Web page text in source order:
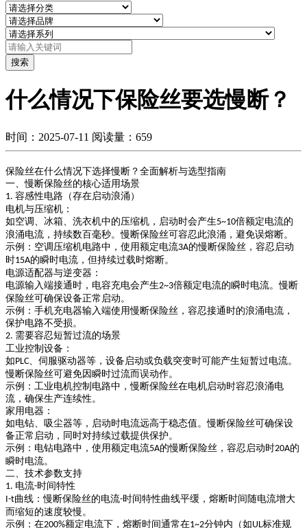
搜索
什么情况下保险丝要选慢断？
时间：2025-07-11 阅读量：659
保险丝在什么情况下选择慢断？全面解析与选型指南
一、慢断保险丝的核心适用场景
1. 容感性电路（存在启动浪涌）
电机与压缩机 ：
如空调、冰箱、洗衣机中的压缩机，启动时会产生5~10倍额定电流的
浪涌电流，持续数百毫秒。慢断保险丝可容忍此浪涌，避免误熔断。
示例 ：空调压缩机电路中，使用额定电流3A的慢断保险丝，容忍启动
时15A的瞬时电流，但持续过载时熔断。
电源适配器与逆变器 ：
电源输入端接通时，电容充电会产生2~3倍额定电流的瞬时电流。慢断
保险丝可确保设备正常启动。
示例 ：手机充电器输入端使用慢断保险丝，容忍接通时的浪涌电流，
保护电路不受损。
2. 需要容忍短暂过流的场景
工业控制设备 ：
如PLC 、伺服驱动器等，设备启动或负载突变时可能产生短暂过电流。
慢断保险丝可避免因瞬时过流而误动作。
示例 ：工业电机控制电路中，慢断保险丝在电机启动时容忍浪涌电
流，确保生产连续性。
家用电器 ：
如电钻、吸尘器等，启动时电流远高于稳态值。慢断保险丝可确保设
备正常启动，同时对持续过载提供保护。
示例 ：电钻电路中，使用额定电流5A的慢断保险丝，容忍启动时20A的
瞬时电流。
二、技术参数支持
1. 电流-时间特性
I-t曲线 ：慢断保险丝的电流-时间特性曲线平缓，熔断时间随电流增大
而缩短的速度较慢。
示例 ：在200%额定电流下，熔断时间通常在1~2分钟内（如UL标准规